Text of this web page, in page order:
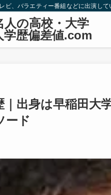
ビ、バラエティー番組などに出演し
人の高校・大学
学歴偏差値.com
出身は早稲田大
ード